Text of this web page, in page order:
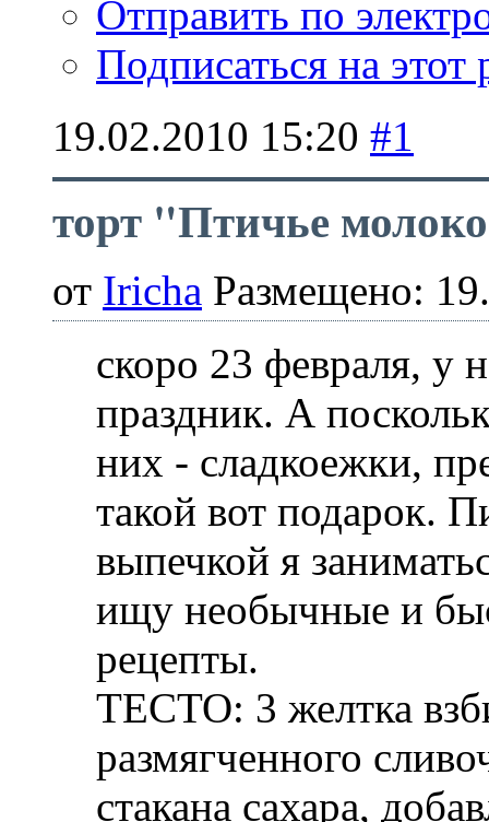
Отправить по
Подписаться на
19.02.2010 15:20 #1
торт "Птичье
от Iricha Размещено:
скоро 23 февраля,
праздник. А
них - сладкоежки,
такой вот подарок.
выпечкой я
ищу необычные и
рецепты.
ТЕСТО: 3 желтка
размягченного
стакана сахара,